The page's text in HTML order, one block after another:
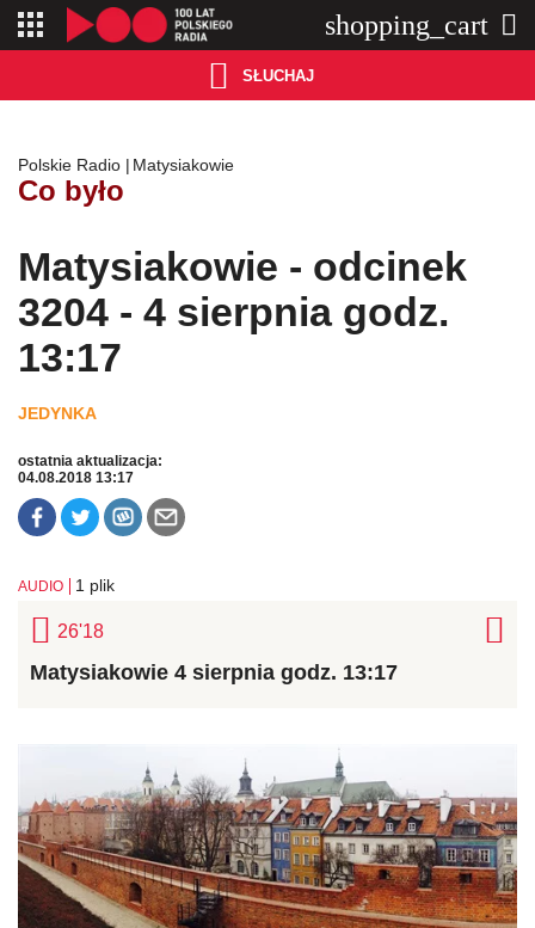
shopping_cart 
 SŁUCHAJ

Polskie Radio Matysiakowie
Co było
Matysiakowie - odcinek
3204 - 4 sierpnia godz.
13:17
ostatnia aktualizacja:
04.08.2018 13:17
AUDIO 1 plik
 26'18 
Matysiakowie 4 sierpnia godz. 13:17